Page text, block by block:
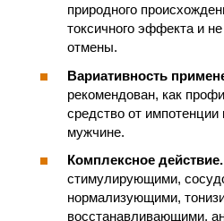
природного
токсичного эффекта и
отмены.
Вариативность
рекомендован, как
средство от
мужчине.
Комплексное действие.
стимулирующими,
нормализующими,
восстанавливающими,